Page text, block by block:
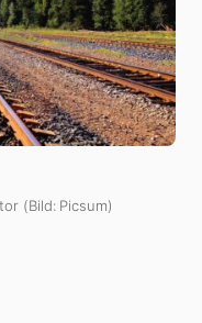
(Bild: Picsum)